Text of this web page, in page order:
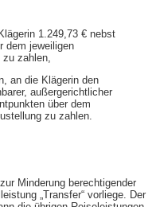
1.249,73 € nebst
dem jeweiligen
zahlen,
an die Klägerin den
außergerichtlicher
über dem
zu zahlen.
Minderung berechtigender
„Transfer“ vorliege. Der